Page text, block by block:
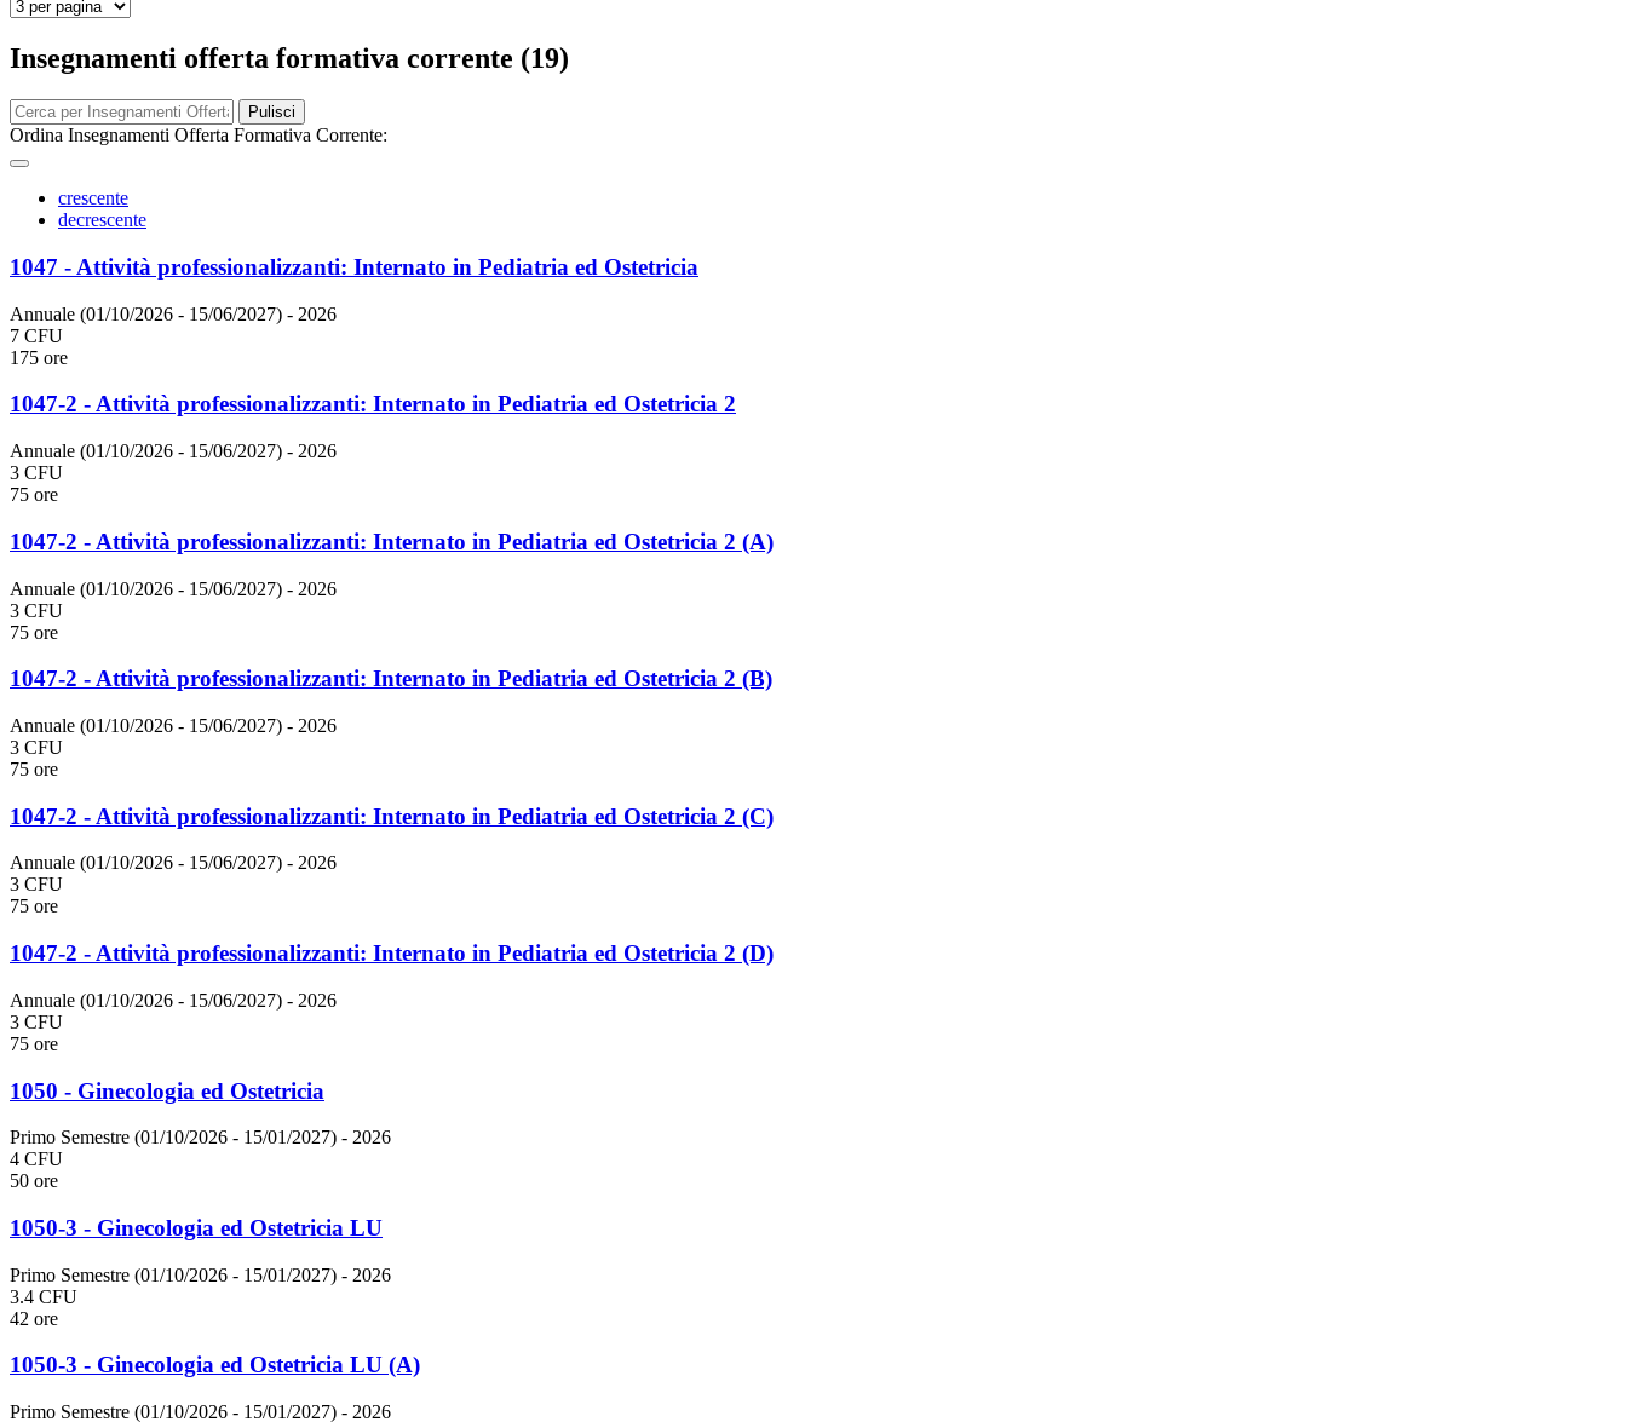
Insegnamenti offerta formativa corrente (19)
Pulisci
Ordina Insegnamenti Offerta Formativa Corrente:
crescente
decrescente
1047 - Attività professionalizzanti: Internato in Pediatria ed Ostetricia
Annuale (01/10/2026 - 15/06/2027) - 2026
7 CFU
175 ore
1047-2 - Attività professionalizzanti: Internato in Pediatria ed Ostetricia 2
Annuale (01/10/2026 - 15/06/2027) - 2026
3 CFU
75 ore
1047-2 - Attività professionalizzanti: Internato in Pediatria ed Ostetricia 2 (A)
Annuale (01/10/2026 - 15/06/2027) - 2026
3 CFU
75 ore
1047-2 - Attività professionalizzanti: Internato in Pediatria ed Ostetricia 2 (B)
Annuale (01/10/2026 - 15/06/2027) - 2026
3 CFU
75 ore
1047-2 - Attività professionalizzanti: Internato in Pediatria ed Ostetricia 2 (C)
Annuale (01/10/2026 - 15/06/2027) - 2026
3 CFU
75 ore
1047-2 - Attività professionalizzanti: Internato in Pediatria ed Ostetricia 2 (D)
Annuale (01/10/2026 - 15/06/2027) - 2026
3 CFU
75 ore
1050 - Ginecologia ed Ostetricia
Primo Semestre (01/10/2026 - 15/01/2027) - 2026
4 CFU
50 ore
1050-3 - Ginecologia ed Ostetricia LU
Primo Semestre (01/10/2026 - 15/01/2027) - 2026
3.4 CFU
42 ore
1050-3 - Ginecologia ed Ostetricia LU (A)
Primo Semestre (01/10/2026 - 15/01/2027) - 2026